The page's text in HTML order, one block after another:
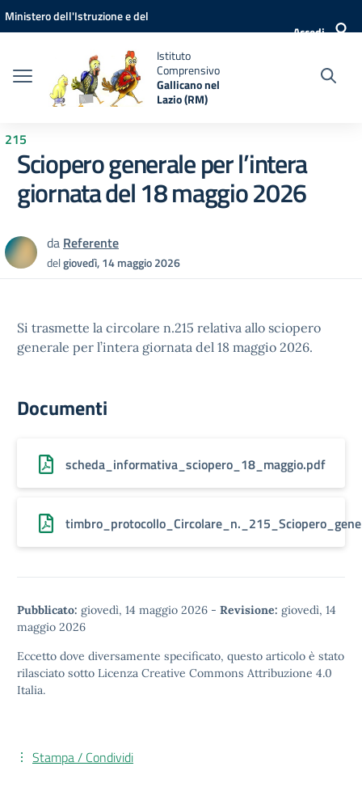
Vai ai contenuti
Vai al menu di navigazione
Vai al footer
Ministero dell'Istruzione e del
Accedi
Istituto
Comprensivo
Gallicano nel
Lazio (RM)
215
Sciopero generale per l’intera
giornata del 18 maggio 2026
da Referente
delgiovedì, 14 maggio 2026
Si trasmette la circolare n.215 relativa allo sciopero
generale per l’intera giornata del 18 maggio 2026.
Documenti
scheda_informativa_sciopero_18_maggio.pdf
Pubblicato: giovedì, 14 maggio 2026 - Revisione: giovedì, 14
maggio 2026
Eccetto dove diversamente specificato, questo articolo è stato
rilasciato sotto Licenza Creative Commons Attribuzione 4.0
Italia.
Stampa / Condividi